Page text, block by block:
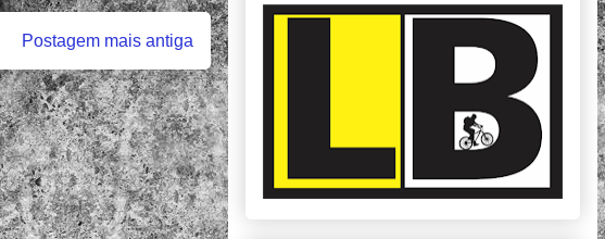
Postagem mais antiga